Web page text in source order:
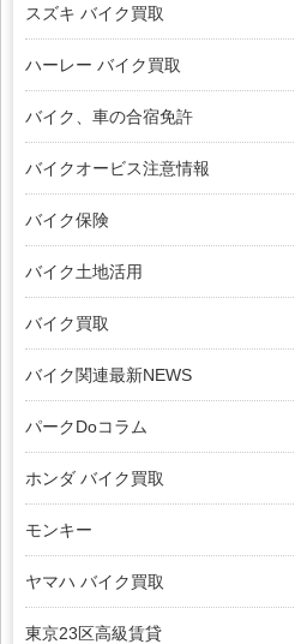
スズキ バイク買取
ハーレー バイク買取
バイク、車の合宿免許
バイクオービス注意情報
バイク保険
バイク土地活用
バイク買取
バイク関連最新NEWS
パークDoコラム
ホンダ バイク買取
モンキー
ヤマハ バイク買取
東京23区高級賃貸